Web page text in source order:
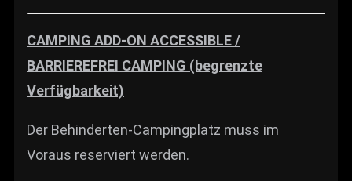
CAMPING ADD-ON ACCESSIBLE /
BARRIEREFREI CAMPING (begrenzte
Verfügbarkeit)
Der Behinderten-Campingplatz muss im
Voraus reserviert werden.